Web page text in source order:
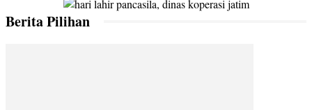
Berita Pilihan